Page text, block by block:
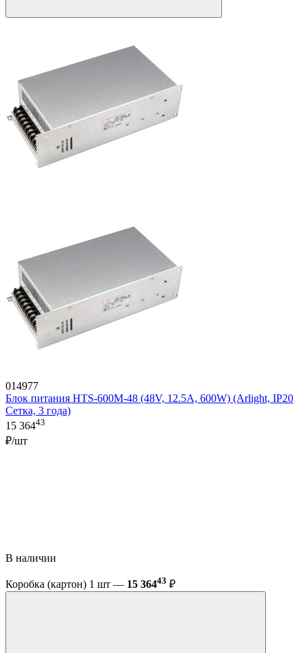
014977
Блок питания HTS-600M-48 (48V, 12.5A, 600W) (Arlight, IP20
Сетка, 3 года)
15 36443
₽/шт
В наличии
Коробка (картон) 1 шт — 15 36443 ₽